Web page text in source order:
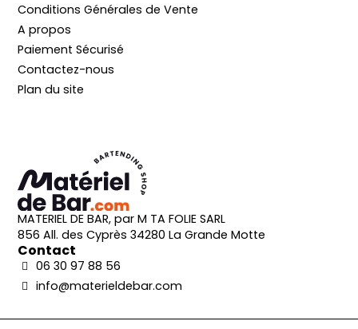
MATERIEL DE BAR, par M TA FOLIE SARL
856 All. des Cyprès 34280 La Grande Motte
Contact
06 30 97 88 56
info@materieldebar.com
Conditions Générales de Vente
A propos
Paiement Sécurisé
Contactez-nous
Plan du site